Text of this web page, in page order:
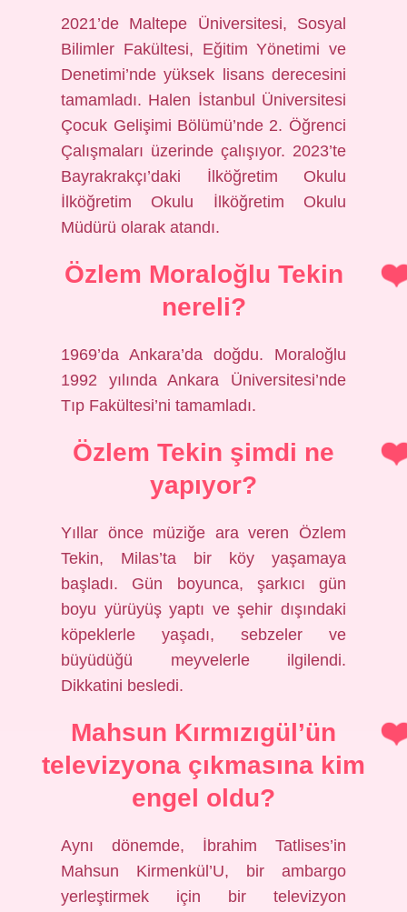
2021’de Maltepe Üniversitesi, Sosyal
Bilimler Fakültesi, Eğitim Yönetimi ve
Denetimi’nde yüksek lisans derecesini
tamamladı. Halen İstanbul Üniversitesi
Çocuk Gelişimi Bölümü’nde 2. Öğrenci
Çalışmaları üzerinde çalışıyor. 2023’te
Bayrakrakçı’daki İlköğretim Okulu
İlköğretim Okulu İlköğretim Okulu
Müdürü olarak atandı.
Özlem Moraloğlu Tekin
nereli?
1969’da Ankara’da doğdu. Moraloğlu
1992 yılında Ankara Üniversitesi’nde
Tıp Fakültesi’ni tamamladı.
Özlem Tekin şimdi ne
yapıyor?
Yıllar önce müziğe ara veren Özlem
Tekin, Milas’ta bir köy yaşamaya
başladı. Gün boyunca, şarkıcı gün
boyu yürüyüş yaptı ve şehir dışındaki
köpeklerle yaşadı, sebzeler ve
büyüdüğü meyvelerle ilgilendi.
Dikkatini besledi.
Mahsun Kırmızıgül’ün
televizyona çıkmasına kim
engel oldu?
Aynı dönemde, İbrahim Tatlises’in
Mahsun Kirmenkül’U, bir ambargo
yerleştirmek için bir televizyon